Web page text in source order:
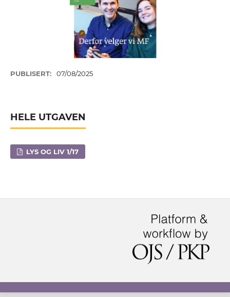
PUBLISERT: 07/08/2025
HELE UTGAVEN
LYS OG LIV 1/17